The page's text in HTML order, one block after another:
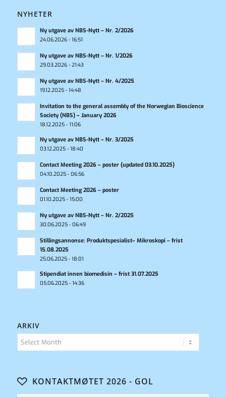
NYHETER
Ny utgave av NBS-Nytt – Nr. 2/2026
24.06.2026 - 16:51
Ny utgave av NBS-Nytt – Nr. 1/2026
29.03.2026 - 21:43
Ny utgave av NBS-Nytt – Nr. 4/2025
19.12.2025 - 14:48
Invitation to the general assembly of the Norwegian Bioscience
Society (NBS) – January 2026
18.12.2025 - 11:06
Ny utgave av NBS-Nytt – Nr. 3/2025
03.12.2025 - 18:40
Contact Meeting 2026 – poster (updated 03.10.2025)
04.10.2025 - 06:56
Contact Meeting 2026 – poster
01.10.2025 - 15:00
Ny utgave av NBS-Nytt – Nr. 2/2025
30.06.2025 - 06:49
Stillingsannonse: Produktspesialist– Mikroskopi – frist
15.08.2025
25.06.2025 - 18:01
Stipendiat innen biomedisin – frist 31.07.2025
05.06.2025 - 14:36
ARKIV
KONTAKTMØTET 2026 - GOL